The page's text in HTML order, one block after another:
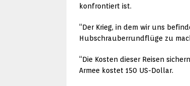
konfrontiert ist.
“Der Krieg, in dem wir uns
Hubschrauberrundflüge zu
“Die Kosten dieser Reisen
Armee kostet 150 US-Dollar.